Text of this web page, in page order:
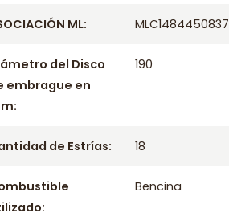
ML: MLC1484450837
del Disco
embrague en
190
de Estrías: 18
Bencina